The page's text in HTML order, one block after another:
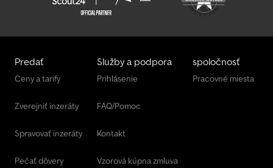
systém so zásuvkou, doplnkový LED pracovný reflektor vzadu,
ovládaný cez cúvacie svetlo. Dsdsi Riyajpfx Ai Sekr Krajina
podľa ECE R 048, zboku biele a vzadu červené. Výška sedla
približne: 950 mm.
Predať
Ceny a tarify
Zverejniť inzeráty
Spravovať inzeráty
Pečať dôvery
Služby a podpora
Prihlásenie
FAQ/Pomoc
Kontakt
Vzorová kúpna zmluva
spoločnosť
Pracovné miesta